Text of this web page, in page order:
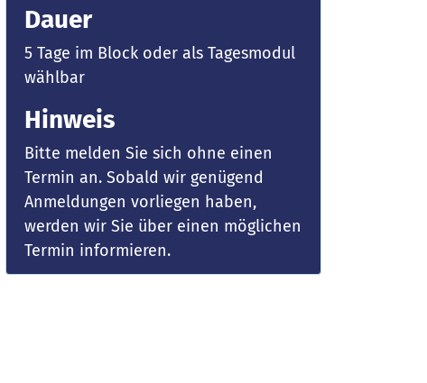
Dauer
5 Tage im Block oder als Tagesmodul
wählbar
Hinweis
Bitte melden Sie sich ohne einen
Termin an. Sobald wir genügend
Anmeldungen vorliegen haben,
werden wir Sie über einen möglichen
Termin informieren.